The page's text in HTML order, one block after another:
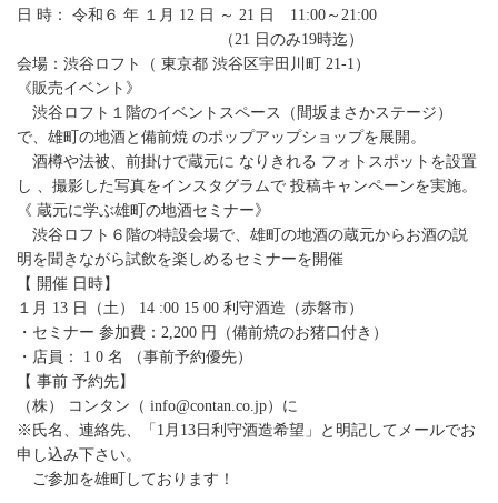
日 時： 令和６ 年 １月 12 日 ～ 21 日 11:00～21:00
（21 日のみ19時迄）
会場：渋谷ロフト（ 東京都 渋谷区宇田川町 21-1）
《販売イベント》
渋谷ロフト１階のイベントスペース（間坂まさかステージ）
で、雄町の地酒と備前焼 のポップアップショップを展開。
酒樽や法被、前掛けで蔵元に なりきれる フォトスポットを設置
し 、撮影した写真をインスタグラムで 投稿キャンペーンを実施。
《 蔵元に学ぶ雄町の地酒セミナー》
渋谷ロフト６階の特設会場で、雄町の地酒の蔵元からお酒の説
明を聞きながら試飲を楽しめるセミナーを開催
【 開催 日時】
１月 13 日（土） 14 :00 15 00 利守酒造（赤磐市）
・セミナー 参加費：2,200 円（備前焼のお猪口付き）
・店員： 1 0 名 （事前予約優先）
【 事前 予約先】
（株） コンタン（ info@contan.co.jp）に
※氏名、連絡先、「1月13日利守酒造希望」と明記してメールでお
申し込み下さい。
ご参加を雄町しております！